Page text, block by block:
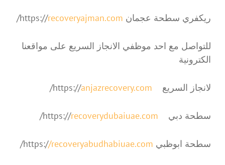
ريكفري سطحة عجمان https:// recoveryajman.com
/
للتواصل مع احد موظفي الانجاز السريع على مواقعنا
الكترونية
لانجاز السريع https:// anjazrecovery.com
/
سطحة دبي https:// recoverydubaiuae.com
/
سطحة ابوظبي https:/ /recoveryabudhabiuae.com
/